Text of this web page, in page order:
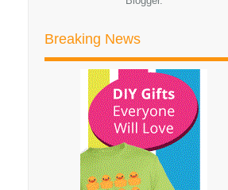
KFC SEDAP DAN MUDAH!
Resepi Ayam Kicap Pedas Mudah
dan Sedap!
RESEPI RENDANG AYAM PEDAS
PERAK SEDAP DAN MUDAH
YEAY! THROW PILLOW DARI
PRINTCIOUS.COM DAH
SAMPAI!!
RESEPI CHOC CHIC COOKIES
Breaking News